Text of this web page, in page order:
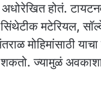
होतं.
मटेरियल,
मोहिमांसाठी
शकतो. ज्यामुळं